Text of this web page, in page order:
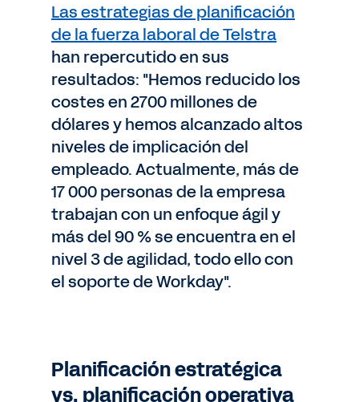
Las estrategias de planificación
de la fuerza laboral de Telstra
han repercutido en sus
resultados: "Hemos reducido los
costes en 2700 millones de
dólares y hemos alcanzado altos
niveles de implicación del
empleado. Actualmente, más de
17 000 personas de la empresa
trabajan con un enfoque ágil y
más del 90 % se encuentra en el
nivel 3 de agilidad, todo ello con
el soporte de Workday".
Planificación estratégica
vs. planificación operativa